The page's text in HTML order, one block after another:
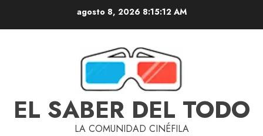
agosto 8, 2026 8:15:12 AM
EL SABER DEL TODO
LA COMUNIDAD CINÉFILA